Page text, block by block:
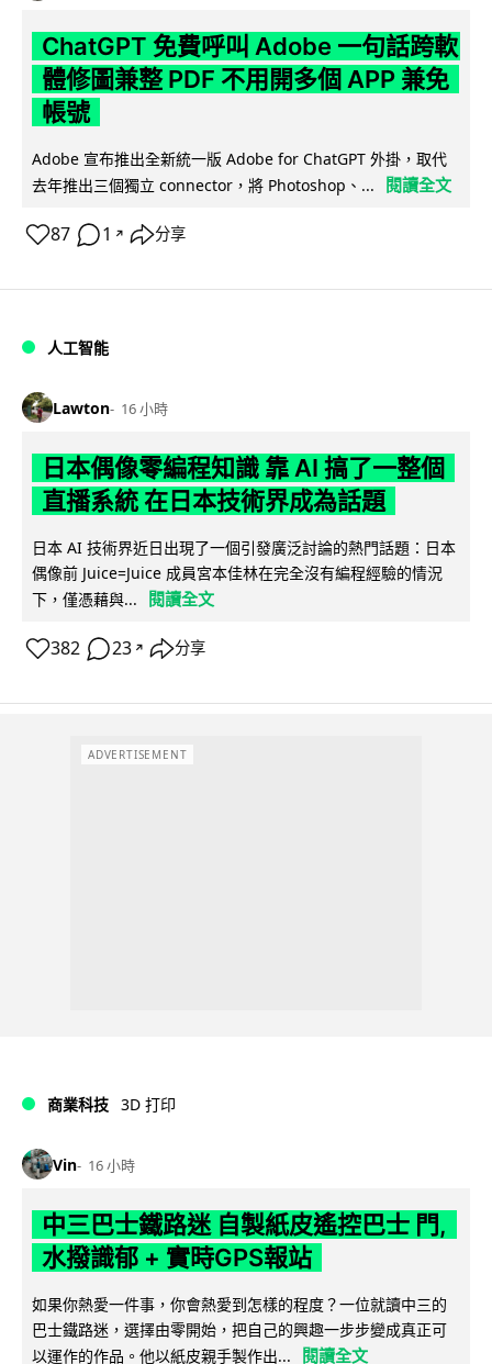
ChatGPT 免費呼叫 Adobe 一句話跨軟
體修圖兼整 PDF 不用開多個 APP 兼免
帳號
Adobe 宣布推出全新統一版 Adobe for ChatGPT 外掛，取代
去年推出三個獨立 connector，將 Photoshop、...
閱讀全文
87 1 ↗ 分享
人工智能
Lawton 16 小時
日本偶像零編程知識 靠 AI 搞了一整個
直播系統 在日本技術界成為話題
日本 AI 技術界近日出現了一個引發廣泛討論的熱門話題：日本
偶像前 Juice=Juice 成員宮本佳林在完全沒有編程經驗的情況
下，僅憑藉與...
閱讀全文
382 23 ↗ 分享
ADVERTISEMENT
商業科技 3D 打印
Vin 16 小時
中三巴士鐵路迷 自製紙皮遙控巴士 門,
水撥識郁 + 實時GPS報站
如果你熱愛一件事，你會熱愛到怎樣的程度？一位就讀中三的
巴士鐵路迷，選擇由零開始，把自己的興趣一步步變成真正可
以運作的作品。他以紙皮親手製作出...
閱讀全文